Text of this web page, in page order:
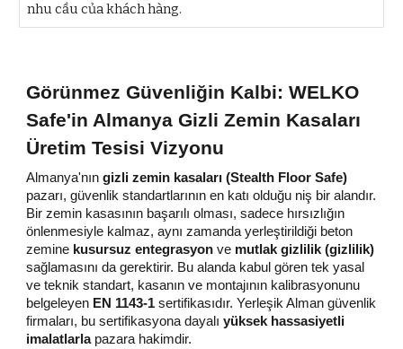
nhu cầu của khách hàng.
Görünmez Güvenliğin Kalbi: WELKO
Safe'in Almanya Gizli Zemin Kasaları
Üretim Tesisi Vizyonu
Almanya'nıngizli zemin kasaları (Stealth Floor Safe)
pazarı, güvenlik standartlarının en katı olduğu niş bir alandır.
Bir zemin kasasının başarılı olması, sadece hırsızlığın
önlenmesiyle kalmaz, aynı zamanda yerleştirildiği beton
zemine kusursuz entegrasyon ve mutlak gizlilik (gizlilik)
sağlamasını da gerektirir. Bu alanda kabul gören tek yasal
ve teknik standart, kasanın ve montajının kalibrasyonunu
belgeleyen EN 1143-1 sertifikasıdır. Yerleşik Alman güvenlik
firmaları, bu sertifikasyona dayalıyüksek hassasiyetli
imalatlarlapazara hakimdir.